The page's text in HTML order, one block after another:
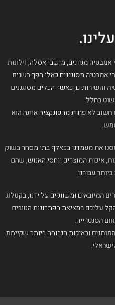
אמבטיה מגוונים, מושבי אסלה, וילונות
אמבטיה מסוגננים כאלו הפך בשנים
והשירותים, כאשר הכלים מסוגננים
בחלל.
חשוב לא פחות מהפונקציה אותה הוא
את מעמדנו בכאלף בתי מסחר בשוק
איכות המוצרים ויחסי האנוש, שהם
עבורנו.
המיובאים ומשווקים על ידנו, בקטלוג
עליכם במציאת הפתרונות הטובים
הסנטרייה.
ובאיכות הגבוהה ביותר שקיימת